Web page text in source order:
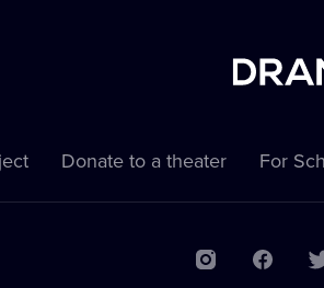
Donate to a theater For